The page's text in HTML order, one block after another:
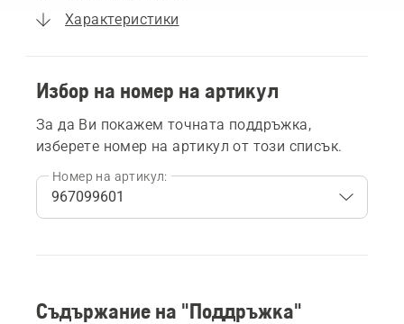
Характеристики
Избор на номер на артикул
За да Ви покажем точната поддръжка,
изберете номер на артикул от този списък.
Номер на артикул:
Съдържание на "Поддръжка"